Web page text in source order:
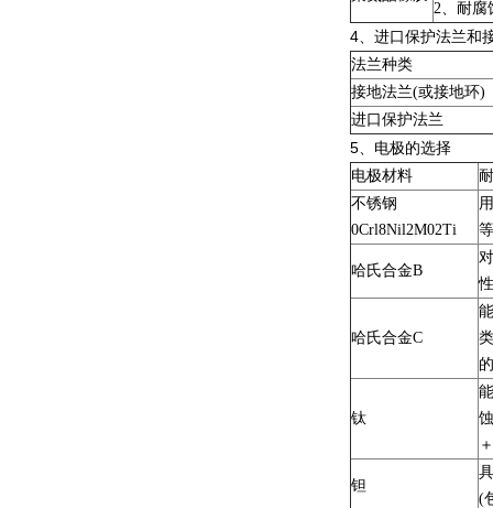
2、耐腐
4、进口保护法兰和
法兰种类
接地法兰(或接地环)
进口保护法兰
5、电极的选择
电极材料
不锈钢
0Crl8Nil2M02Ti
哈氏合金B
哈氏合金C
钛
钽
(